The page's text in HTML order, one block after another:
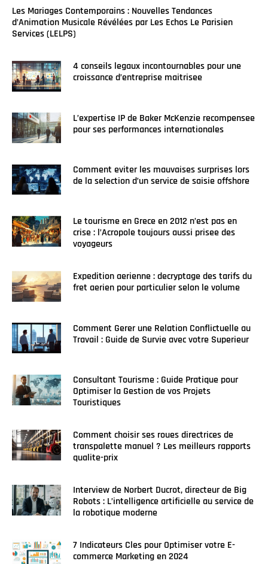
Les Mariages Contemporains : Nouvelles Tendances
d’Animation Musicale Révélées par Les Echos Le Parisien
Services (LELPS)
4 conseils legaux incontournables pour une
croissance d’entreprise maitrisee
L’expertise IP de Baker McKenzie recompensee
pour ses performances internationales
Comment eviter les mauvaises surprises lors
de la selection d’un service de saisie offshore
Le tourisme en Grece en 2012 n’est pas en
crise : l’Acropole toujours aussi prisee des
voyageurs
Expedition aerienne : decryptage des tarifs du
fret aerien pour particulier selon le volume
Comment Gerer une Relation Conflictuelle au
Travail : Guide de Survie avec votre Superieur
Consultant Tourisme : Guide Pratique pour
Optimiser la Gestion de vos Projets
Touristiques
Comment choisir ses roues directrices de
transpalette manuel ? Les meilleurs rapports
qualite-prix
Interview de Norbert Ducrot, directeur de Big
Robots : L’intelligence artificielle au service de
la robotique moderne
7 Indicateurs Cles pour Optimiser votre E-
commerce Marketing en 2024